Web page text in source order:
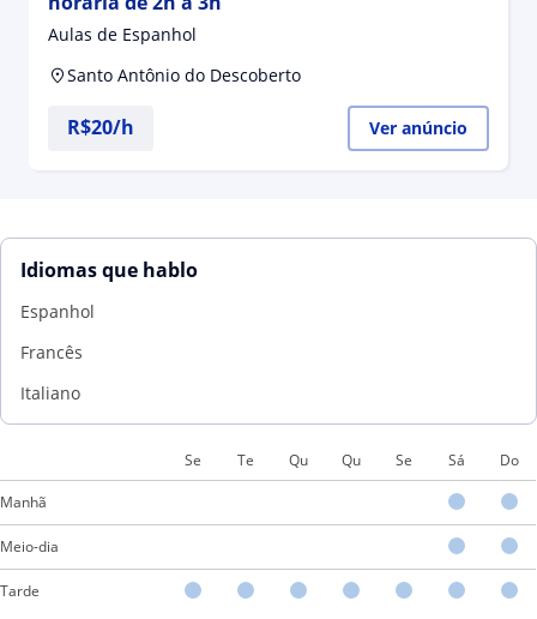
Aulas de Espanhol
Santo Antônio do Descoberto
R$20/h Ver anúncio
Idiomas que hablo
Espanhol
Francês
Italiano
Se Te Qu Qu Se Sá Do
Manhã
Meio-dia
Tarde